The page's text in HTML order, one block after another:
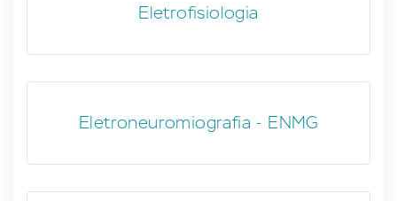
Eletrofisiologia
Eletroneuromiografia - ENMG